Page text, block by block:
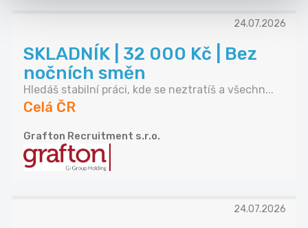
24.07.2026
SKLADNÍK | 32 000 Kč | Bez
nočních směn
Hledáš stabilní práci, kde se neztratíš a všechn...
Celá ČR
Grafton Recruitment s.r.o.
24.07.2026